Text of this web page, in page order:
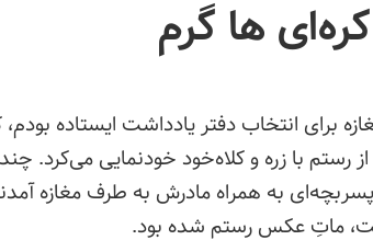
ها گرم
برای انتخاب دفتر یادداشت ایستاده
رستم با زره و کلاه‌خود خودنمایی می‌کرد.
به همراه مادرش به طرف مغازه
ماتِ عکس رستم شده بود.